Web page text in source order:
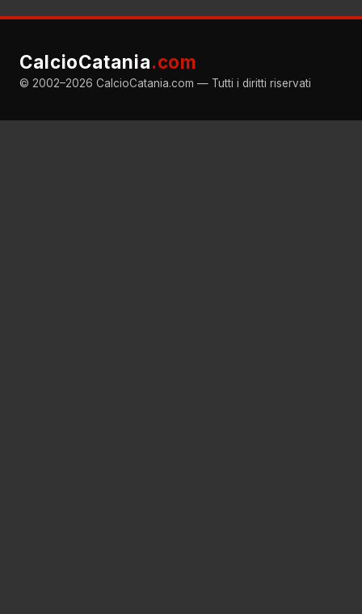
CalcioCatania.com
© 2002–2026 CalcioCatania.com — Tutti i diritti riservati